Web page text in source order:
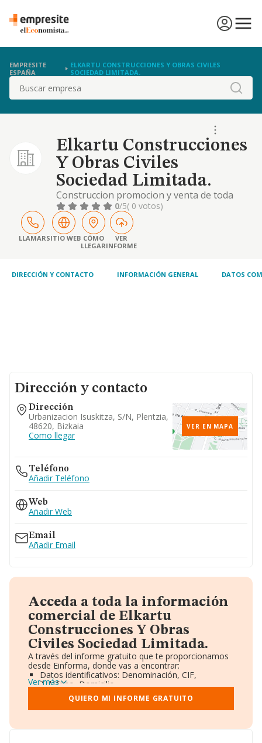
EMPRESITE
ESPAÑA
ELKARTU CONSTRUCCIONES Y OBRAS CIVILES
SOCIEDAD LIMITADA.
Buscar
Elkartu Construcciones
Y Obras Civiles
Sociedad Limitada.
Construccion promocion y venta de toda
clase de edificaciones.
0/5( 0 votos)
LLAMARSITIO WEB CÓMO
LLEGAR
VER
INFORME
DIRECCIÓN Y CONTACTO INFORMACIÓN GENERAL DATOS
Dirección y contacto
Dirección
Urbanizacion Isuskitza, S/n, Plentzia,
48620, Bizkaia
Como llegar
VER EN MAPA
Teléfono
Añadir Teléfono
Web
Añadir Web
Email
Añadir Email
Acceda a toda la información
comercial de Elkartu
Construcciones Y Obras
Civiles Sociedad Limitada.
A través del informe gratuito que te proporcionamos
desde Einforma, donde vas a encontrar:
Datos identificativos: Denominación, CIF,
Teléfono, Domicilio.
Informe Mercantil Completo (BORME).
Gráficos de Evolución Ventas y Empleados.
Consejo de Administración y Administradores.
Accionistas.
Ver más
QUIERO MI INFORME GRATUITO